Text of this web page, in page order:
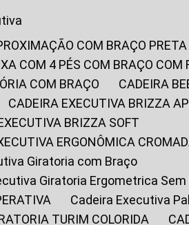
COM BRAÇO PRETA
COM 4 PÉS COM BRAÇO COM
COM BRAÇO
CADEIRA
CADEIRA EXECUTIVA BRIZZA
EXECUTIVA BRIZZA SOFT
ERGONÔMICA
Giratoria com Braço
Giratoria Ergometrica
Cadeira Executiva
TURIM COLORIDA